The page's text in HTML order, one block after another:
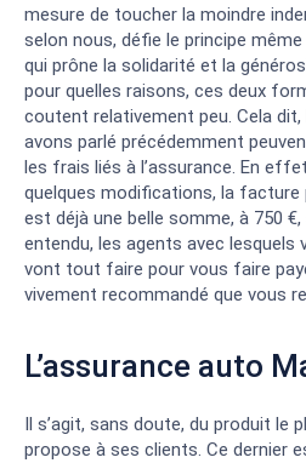
mesure de toucher la moindre
selon nous, défie le principe même
qui prône la solidarité et la
pour quelles raisons, ces deux
coutent relativement peu. Cela
avons parlé précédemment
les frais liés à l’assurance. En
quelques modifications, la facture
est déjà une belle somme, à 750
entendu, les agents avec
vont tout faire pour vous faire
vivement recommandé que vous
L’assurance auto
Il s’agit, sans doute, du produit le
propose à ses clients. Ce dernier